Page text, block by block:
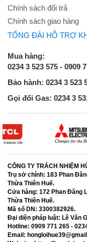
Chính sách đổi trả
Chính sách giao hàng
TỔNG ĐÀI HỖ TRỢ
Mua hàng:
0234 3 523 575 - 0909
Bảo hành: 0234 3 523
Gọi đổi Gas: 0234 3
CÔNG TY TRÁCH NHIỆM
Trụ sở chính: 183 Phan
Thừa Thiên Huế.
Cửa hàng: 172 Phan Đăng
Thừa Thiên Huế.
Mã số DN: 3300382926.
Đại diện pháp luật: Lê Văn
Hotline: 0909 771 265 -
Email: